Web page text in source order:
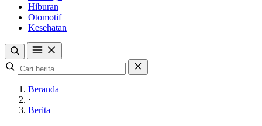
Hiburan
Otomotif
Kesehatan
Beranda
·
Berita